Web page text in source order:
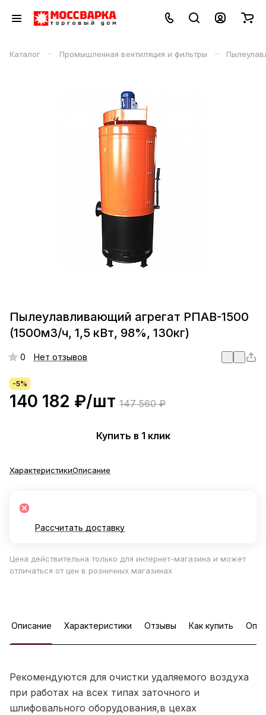
Каталог – Промышленная вентиляция и фильтры –
Пылеулавливающий агрегат РПАВ-1500
(1500м3/ч, 1,5 кВт, 98%, 130кг)
0 Нет отзывов
-5%
140 182 ₽/шт 147 560 ₽
Купить в 1 клик
ХарактеристикиОписание
Рассчитать доставку
Цена действительна только для интернет-магазина и может
отличаться от цен в розничных магазинах
Описание Характеристики Отзывы Как купить
Рекомендуются для очистки удаляемого воздуха
при работах на всех типах заточного и
шлифовального оборудования,в цехах